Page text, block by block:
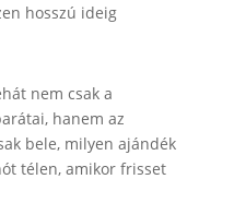
hosszú ideig
nem csak a
hanem az
bele, milyen ajándék
télen, amikor frisset